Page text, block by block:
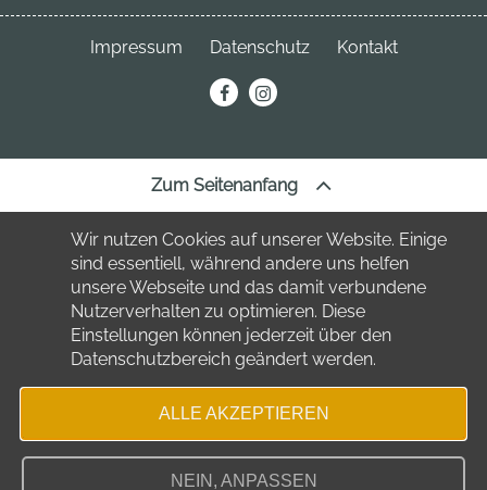
034243 7220
Neuhofstraße 3
04849 Bad Düben
Impressum Datenschutz Kontakt
Zum Seitenanfang
Wir nutzen Cookies auf unserer Website. Einige
sind essentiell, während andere uns helfen
unsere Webseite und das damit verbundene
Nutzerverhalten zu optimieren. Diese
Einstellungen können jederzeit über den
Datenschutzbereich geändert werden.
ALLE AKZEPTIEREN
NEIN, ANPASSEN